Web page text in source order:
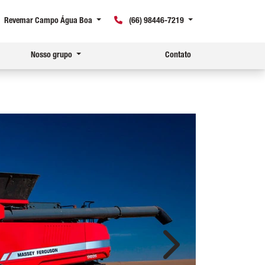
(66) 98446-7219
Revemar Campo Água Boa
Nosso grupo Contato
Próximo